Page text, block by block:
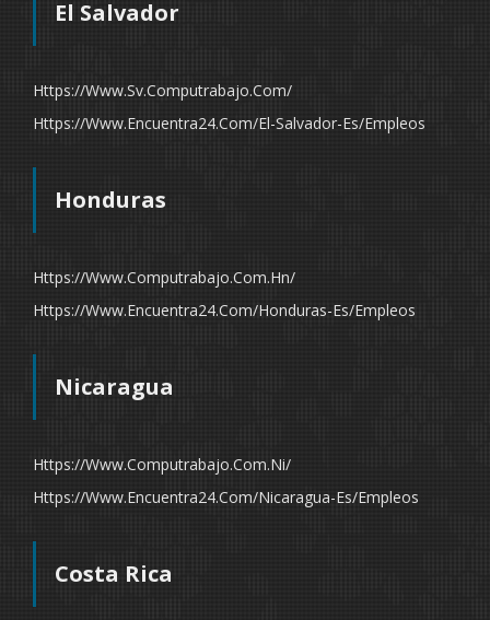
El Salvador
Https://www.sv.computrabajo.com/
Https://www.encuentra24.com/el-Salvador-Es/empleos
Honduras
Https://www.computrabajo.com.hn/
Https://www.encuentra24.com/honduras-Es/empleos
Nicaragua
Https://www.computrabajo.com.ni/
Https://www.encuentra24.com/nicaragua-Es/empleos
Costa Rica